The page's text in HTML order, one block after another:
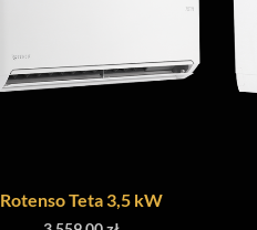
Rotenso Teta 3,5 kW